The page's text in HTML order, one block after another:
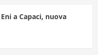
a Capaci, nuova